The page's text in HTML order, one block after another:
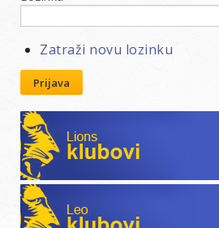
Zatraži novu lozinku
Prijava
Lions klubovi
Leo klubovi